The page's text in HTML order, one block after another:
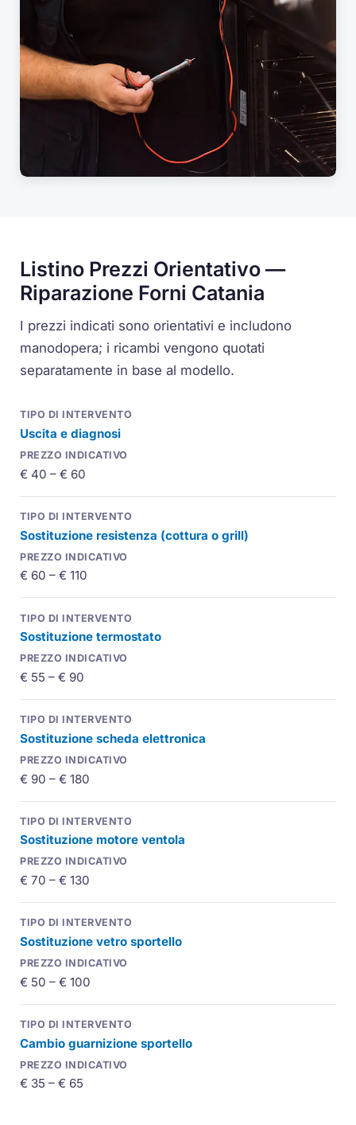
Listino Prezzi Orientativo —
Riparazione Forni Catania
I prezzi indicati sono orientativi e includono
manodopera; i ricambi vengono quotati
separatamente in base al modello.
Uscita e diagnosi
€ 40 – € 60
Sostituzione resistenza (cottura o grill)
€ 60 – € 110
Sostituzione termostato
€ 55 – € 90
Sostituzione scheda elettronica
€ 90 – € 180
Sostituzione motore ventola
€ 70 – € 130
Sostituzione vetro sportello
€ 50 – € 100
Cambio guarnizione sportello
€ 35 – € 65